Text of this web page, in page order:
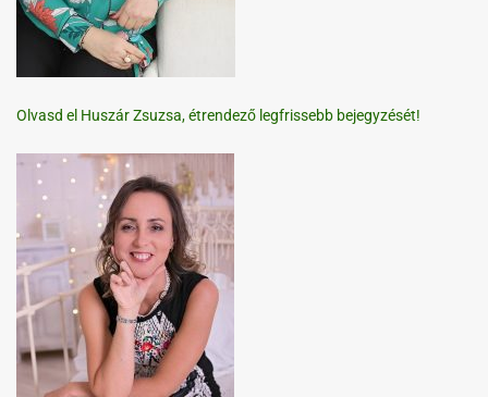
Olvasd el Huszár Zsuzsa, étrendező legfrissebb bejegyzését!